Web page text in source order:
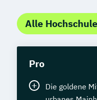
Alle
Pro
Die goldene